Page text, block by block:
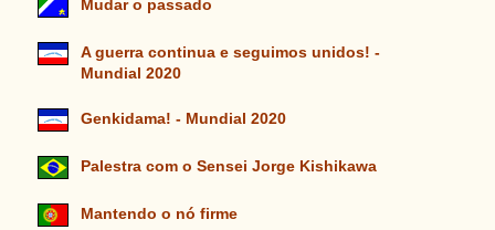
Mudar o passado
A guerra continua e seguimos unidos! -
Mundial 2020
Genkidama! - Mundial 2020
Palestra com o Sensei Jorge Kishikawa
Mantendo o nó firme